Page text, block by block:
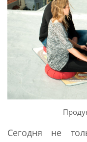
Сегодня не